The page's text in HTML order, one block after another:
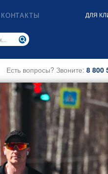
КОНТАКТЫ ДЛЯ
Есть вопросы? Звоните: 8 800